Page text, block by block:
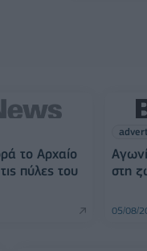
το Αρχαίο
πύλες του
στη
05/08/